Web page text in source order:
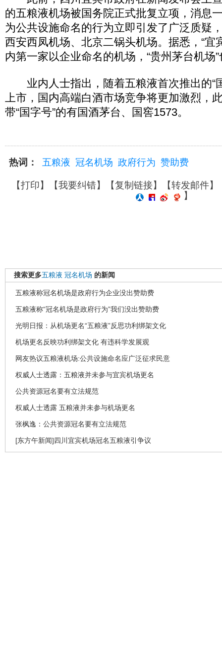
的五粮液机场被国务院正式批复立项，消息
为公共设施命名的行为立即引发了广泛质疑
西安西凤机场、北京二锅头机场。据悉，“宜
内第一家以企业命名的机场，“贵州茅台机场
业内人士指出，随着五粮液首次推出的“
上市，国内高端白酒市场竞争将更加激烈，
带“国字号”的有国酒茅台、国窖1573。
热词： 五粮液 冠名机场 政府行为 赞助费
【打印】【我要纠错】【复制链接】【转发邮件】
】
搜索更多五粮液 冠名机场 的新闻
五粮液称冠名机场是政府行为企业没出赞助费
五粮液称“冠名机场是政府行为”我们没出赞助费
光明日报：从机场更名“五粮液”反思功利绑架文化
机场更名反映功利绑架文化 有违科学发展观
网友热议五粮液机场:公共设施命名应广泛征求民意
权威人士透露：五粮液并未参与宜宾机场更名
公共资源冠名要有立法规范
权威人士透露 五粮液并未参与机场更名
张枫逸：公共资源冠名要有立法规范
[东方午新闻]四川宜宾机场冠名五粮液引争议